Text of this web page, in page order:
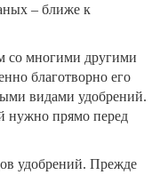
– ближе к
со многими другими
благотворно его
видами удобрений.
нужно прямо перед
удобрений. Прежде